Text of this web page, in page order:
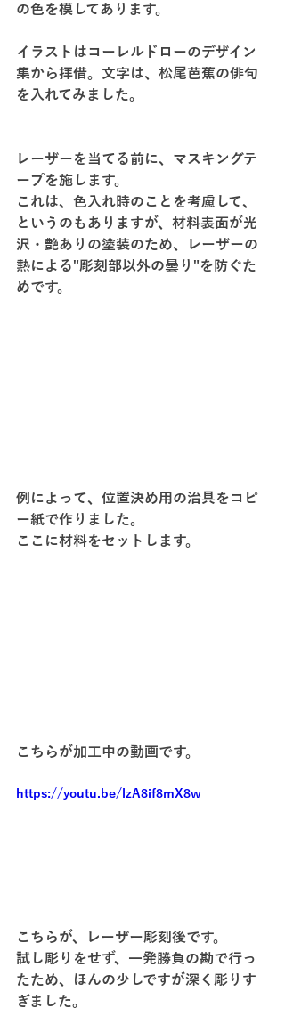
の色を模してあります。
イラストはコーレルドローのデザイン
集から拝借。文字は、松尾芭蕉の俳句
を入れてみました。
レーザーを当てる前に、マスキングテ
ープを施します。
これは、色入れ時のことを考慮して、
というのもありますが、材料表面が光
沢・艶ありの塗装のため、レーザーの
熱による"彫刻部以外の曇り"を防ぐた
めです。
例によって、位置決め用の治具をコピ
ー紙で作りました。
ここに材料をセットします。
こちらが加工中の動画です。
https://youtu.be/lzA8if8mX8w
こちらが、レーザー彫刻後です。
試し彫りをせず、一発勝負の勘で行っ
たため、ほんの少しですが深く彫りす
ぎました。